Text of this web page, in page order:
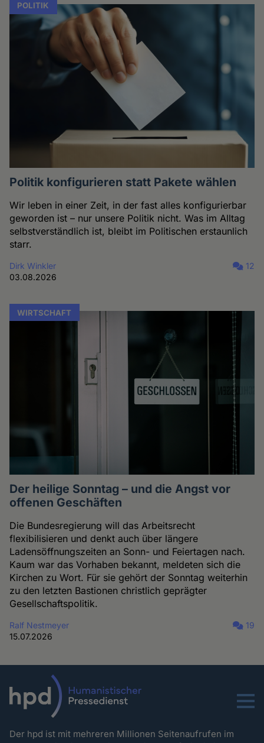
POLITIK
Politik konfigurieren statt Pakete wählen
Wir leben in einer Zeit, in der fast alles konfigurierbar
geworden ist – nur unsere Politik nicht. Was im Alltag
selbstverständlich ist, bleibt im Politischen erstaunlich
starr.
Dirk Winkler
03.08.2026
12
WIRTSCHAFT
Der heilige Sonntag – und die Angst vor
offenen Geschäften
Die Bundesregierung will das Arbeitsrecht
flexibilisieren und denkt auch über längere
Ladensöffnungszeiten an Sonn- und Feiertagen nach.
Kaum war das Vorhaben bekannt, meldeten sich die
Kirchen zu Wort. Für sie gehört der Sonntag weiterhin
zu den letzten Bastionen christlich geprägter
Gesellschaftspolitik.
Ralf Nestmeyer
15.07.2026
19
Menu
Der hpd ist mit mehreren Millionen Seitenaufrufen im